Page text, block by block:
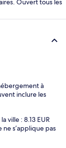
Ouvert tous les
à
inclure les
ville : 8.13 EUR
s’applique pas